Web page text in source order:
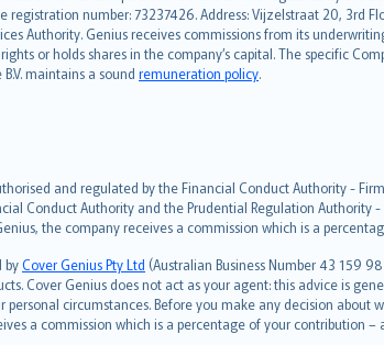
number: 73237426. Address: Vijzelstraat 20, 3rd
Authority. Genius receives commissions from its
or holds shares in the company’s capital. The specific
maintains a sound remuneration policy.
and regulated by the Financial Conduct Authority -
Conduct Authority and the Prudential Regulation
the company receives a commission which is a
byCover Genius Pty Ltd (Australian Business Number 43 159
Cover Genius does not act as your agent: this advice is
circumstances. Before you make any decision about
a commission which is a percentage of your contribution –